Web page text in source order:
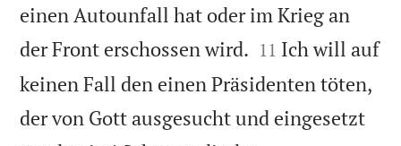
einen Autounfall hat oder im Krieg an
der Front erschossen wird. 

11 Ich will auf
keinen Fall den einen Präsidenten töten,
der von Gott ausgesucht und eingesetzt